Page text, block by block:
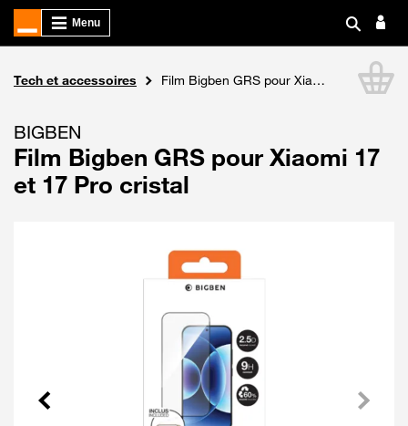
Boutique Orange
Tech et accessoires Film Bigben GRS pour Xiaomi 17 et 17 Pro cristal
BIGBEN
Film Bigben GRS pour Xiaomi 17
et 17 Pro cristal
Précédent Suivant